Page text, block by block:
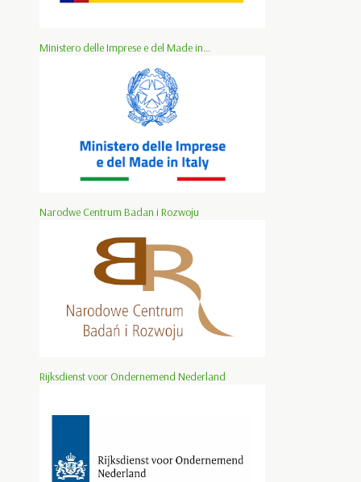
Ministero delle Imprese e del Made in...
Narodwe Centrum Badan i Rozwoju
Rijksdienst voor Ondernemend Nederland